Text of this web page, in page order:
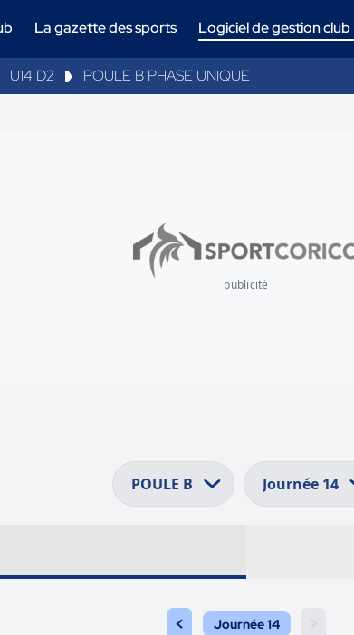
La gazette des sports Logiciel de gestion club
U14 D2 POULE B PHASE UNIQUE
publicité
< Journée 14